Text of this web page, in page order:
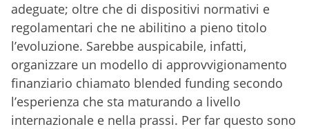
adeguate; oltre che di dispositivi normativi e
regolamentari che ne abilitino a pieno titolo
l’evoluzione. Sarebbe auspicabile, infatti,
organizzare un modello di approvvigionamento
finanziario chiamato blended funding secondo
l’esperienza che sta maturando a livello
internazionale e nella prassi. Per far questo sono